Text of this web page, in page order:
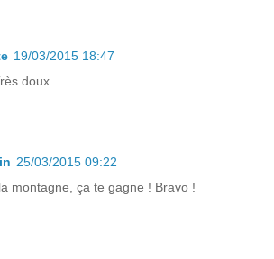
19/03/2015 18:47
doux.
25/03/2015 09:22
montagne, ça te gagne ! Bravo !